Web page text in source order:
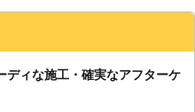
です。
アリ被害の発見方法】 しか
り上がってついている ・床下
朽ちているようにみえる ・床
ちの良い対応をしてくださ
も教えてくれました。とて
ディな施工・確実なアフターケ